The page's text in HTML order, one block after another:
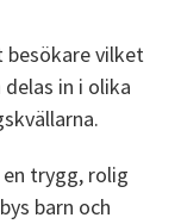
vilket
in i olika
trygg, rolig
barn och